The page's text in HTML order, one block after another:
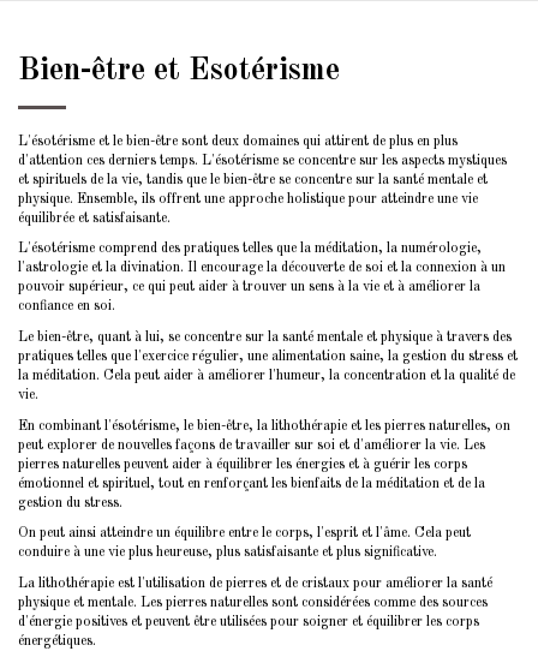
Bien-être et Esotérisme
L'ésotérisme et le bien-être sont deux domaines qui attirent de plus en plus
d'attention ces derniers temps. L'ésotérisme se concentre sur les aspects mystiques
et spirituels de la vie, tandis que le bien-être se concentre sur la santé mentale et
physique. Ensemble, ils offrent une approche holistique pour atteindre une vie
équilibrée et satisfaisante.
L'ésotérisme comprend des pratiques telles que la méditation, la numérologie,
l'astrologie et la divination. Il encourage la découverte de soi et la connexion à un
pouvoir supérieur, ce qui peut aider à trouver un sens à la vie et à améliorer la
confiance en soi.
Le bien-être, quant à lui, se concentre sur la santé mentale et physique à travers des
pratiques telles que l'exercice régulier, une alimentation saine, la gestion du stress et
la méditation. Cela peut aider à améliorer l'humeur, la concentration et la qualité de
vie.
En combinant l'ésotérisme, le bien-être, la lithothérapie et les pierres naturelles, on
peut explorer de nouvelles façons de travailler sur soi et d'améliorer la vie. Les
pierres naturelles peuvent aider à équilibrer les énergies et à guérir les corps
émotionnel et spirituel, tout en renforçant les bienfaits de la méditation et de la
gestion du stress.
On peut ainsi atteindre un équilibre entre le corps, l'esprit et l'âme. Cela peut
conduire à une vie plus heureuse, plus satisfaisante et plus significative.
La lithothérapie est l'utilisation de pierres et de cristaux pour améliorer la santé
physique et mentale. Les pierres naturelles sont considérées comme des sources
d'énergie positives et peuvent être utilisées pour soigner et équilibrer les corps
énergétiques.